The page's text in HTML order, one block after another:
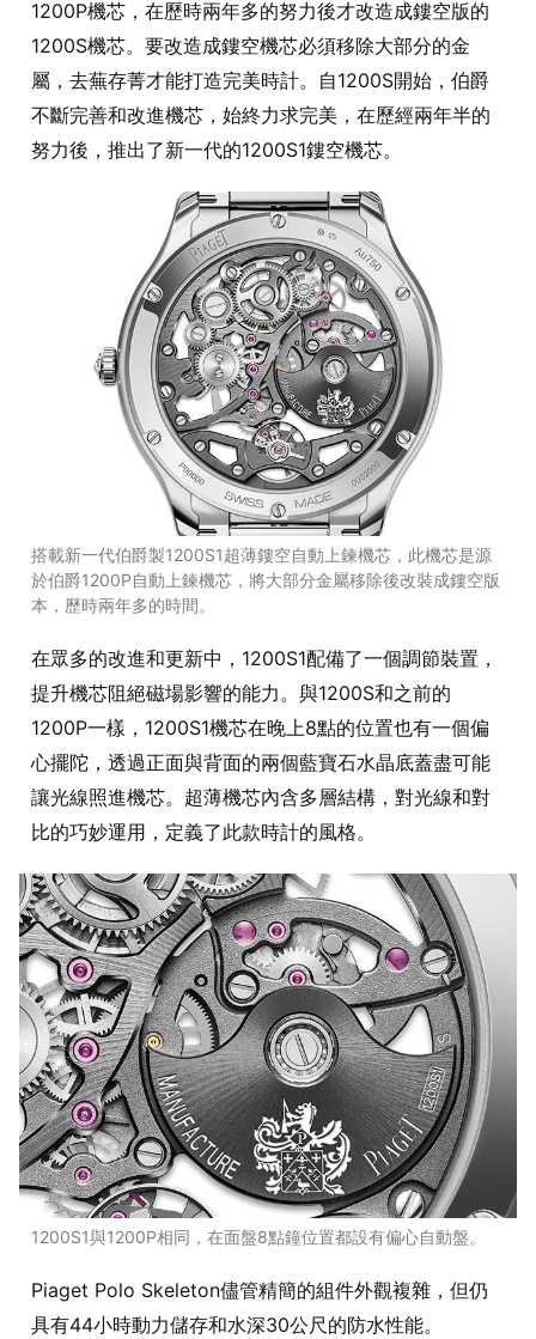
1200P機芯，在歷時兩年多的努力後才改造成鏤空版的
1200S機芯。要改造成鏤空機芯必須移除大部分的金
屬，去蕪存菁才能打造完美時計。自1200S開始，伯爵
不斷完善和改進機芯，始終力求完美，在歷經兩年半的
努力後，推出了新一代的1200S1鏤空機芯。
搭載新一代伯爵製1200S1超薄鏤空自動上鍊機芯，此機芯是源
於伯爵1200P自動上鍊機芯，將大部分金屬移除後改裝成鏤空版
本，歷時兩年多的時間。
在眾多的改進和更新中，1200S1配備了一個調節裝置，
提升機芯阻絕磁場影響的能力。與1200S和之前的
1200P一樣，1200S1機芯在晚上8點的位置也有一個偏
心擺陀，透過正面與背面的兩個藍寶石水晶底蓋盡可能
讓光線照進機芯。超薄機芯內含多層結構，對光線和對
比的巧妙運用，定義了此款時計的風格。
1200S1與1200P相同，在面盤8點鐘位置都設有偏心自動盤。
Piaget Polo Skeleton儘管精簡的組件外觀複雜，但仍
具有44小時動力儲存和水深30公尺的防水性能。